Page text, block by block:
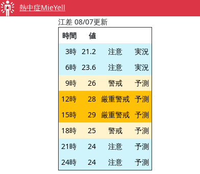
熱中症MieYell
江差 08/07更新
時間
値
3時 21.2 注意
実況
6時 23.6 注意
実況
9時
26 警戒
予測
12時
28 厳重警戒 予測
15時
29 厳重警戒 予測
18時
25 警戒
予測
21時
24 注意
予測
24時
24 注意
予測